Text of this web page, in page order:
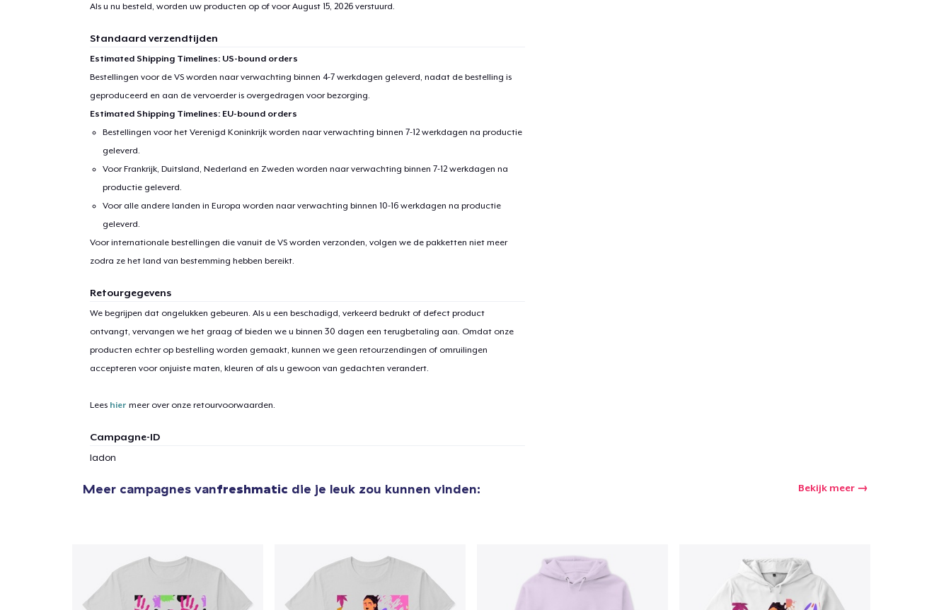
Als u nu besteld, worden uw producten op of voorAugust 15, 2026verstuurd.
Standaard verzendtijden
Estimated Shipping Timelines: US-bound orders
Bestellingen voor de VS worden naar verwachting binnen 4-7 werkdagen geleverd, nadat de bestelling is
geproduceerd en aan de vervoerder is overgedragen voor bezorging.
Estimated Shipping Timelines: EU-bound orders
Bestellingen voor het Verenigd Koninkrijk worden naar verwachting binnen 7-12 werkdagen na productie
geleverd.
Voor Frankrijk, Duitsland, Nederland en Zweden worden naar verwachting binnen 7-12 werkdagen na
productie geleverd.
Voor alle andere landen in Europa worden naar verwachting binnen 10-16 werkdagen na productie
geleverd.
Voor internationale bestellingen die vanuit de VS worden verzonden, volgen we de pakketten niet meer
zodra ze het land van bestemming hebben bereikt.
Retourgegevens
We begrijpen dat ongelukken gebeuren. Als u een beschadigd, verkeerd bedrukt of defect product
ontvangt, vervangen we het graag of bieden we u binnen 30 dagen een terugbetaling aan. Omdat onze
producten echter op bestelling worden gemaakt, kunnen we geen retourzendingen of omruilingen
accepteren voor onjuiste maten, kleuren of als u gewoon van gedachten verandert.
Lees hier meer over onze retourvoorwaarden.
Campagne-ID
ladon
Meer campagnes vanfreshmatic die je leuk zou kunnen vinden: Bekijk meer
item aan winkelwagen toegevoegd Ga naar winkelwagen